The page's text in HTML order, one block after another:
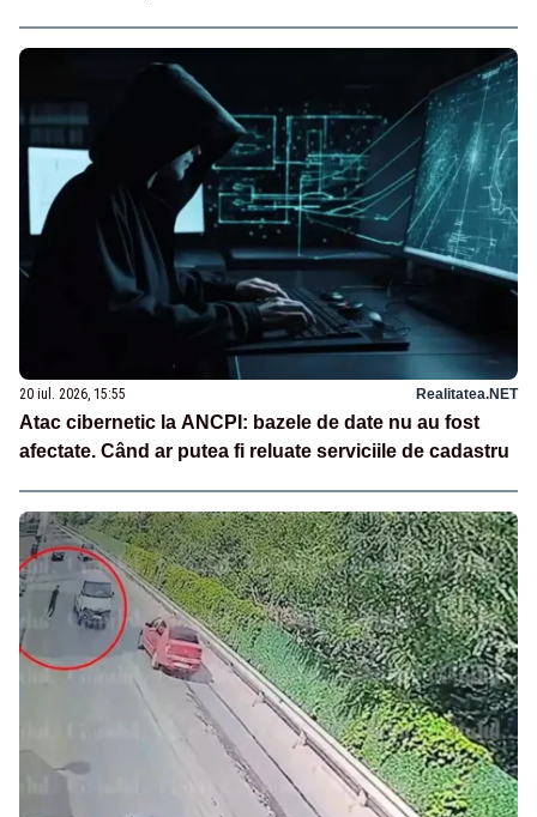
20 iul. 2026, 15:55 Realitatea.NET
Atac cibernetic la ANCPI: bazele de date nu au fost
afectate. Când ar putea fi reluate serviciile de cadastru